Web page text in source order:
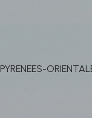
PYRENEES-